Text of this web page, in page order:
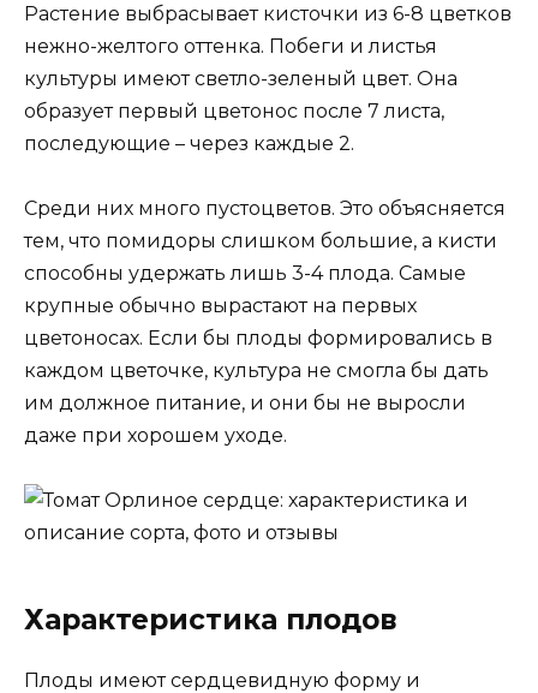
Растение выбрасывает кисточки из 6-8 цветков
нежно-желтого оттенка. Побеги и листья
культуры имеют светло-зеленый цвет. Она
образует первый цветонос после 7 листа,
последующие – через каждые 2.
Среди них много пустоцветов. Это объясняется
тем, что помидоры слишком большие, а кисти
способны удержать лишь 3-4 плода. Самые
крупные обычно вырастают на первых
цветоносах. Если бы плоды формировались в
каждом цветочке, культура не смогла бы дать
им должное питание, и они бы не выросли
даже при хорошем уходе.
Характеристика плодов
Плоды имеют сердцевидную форму и